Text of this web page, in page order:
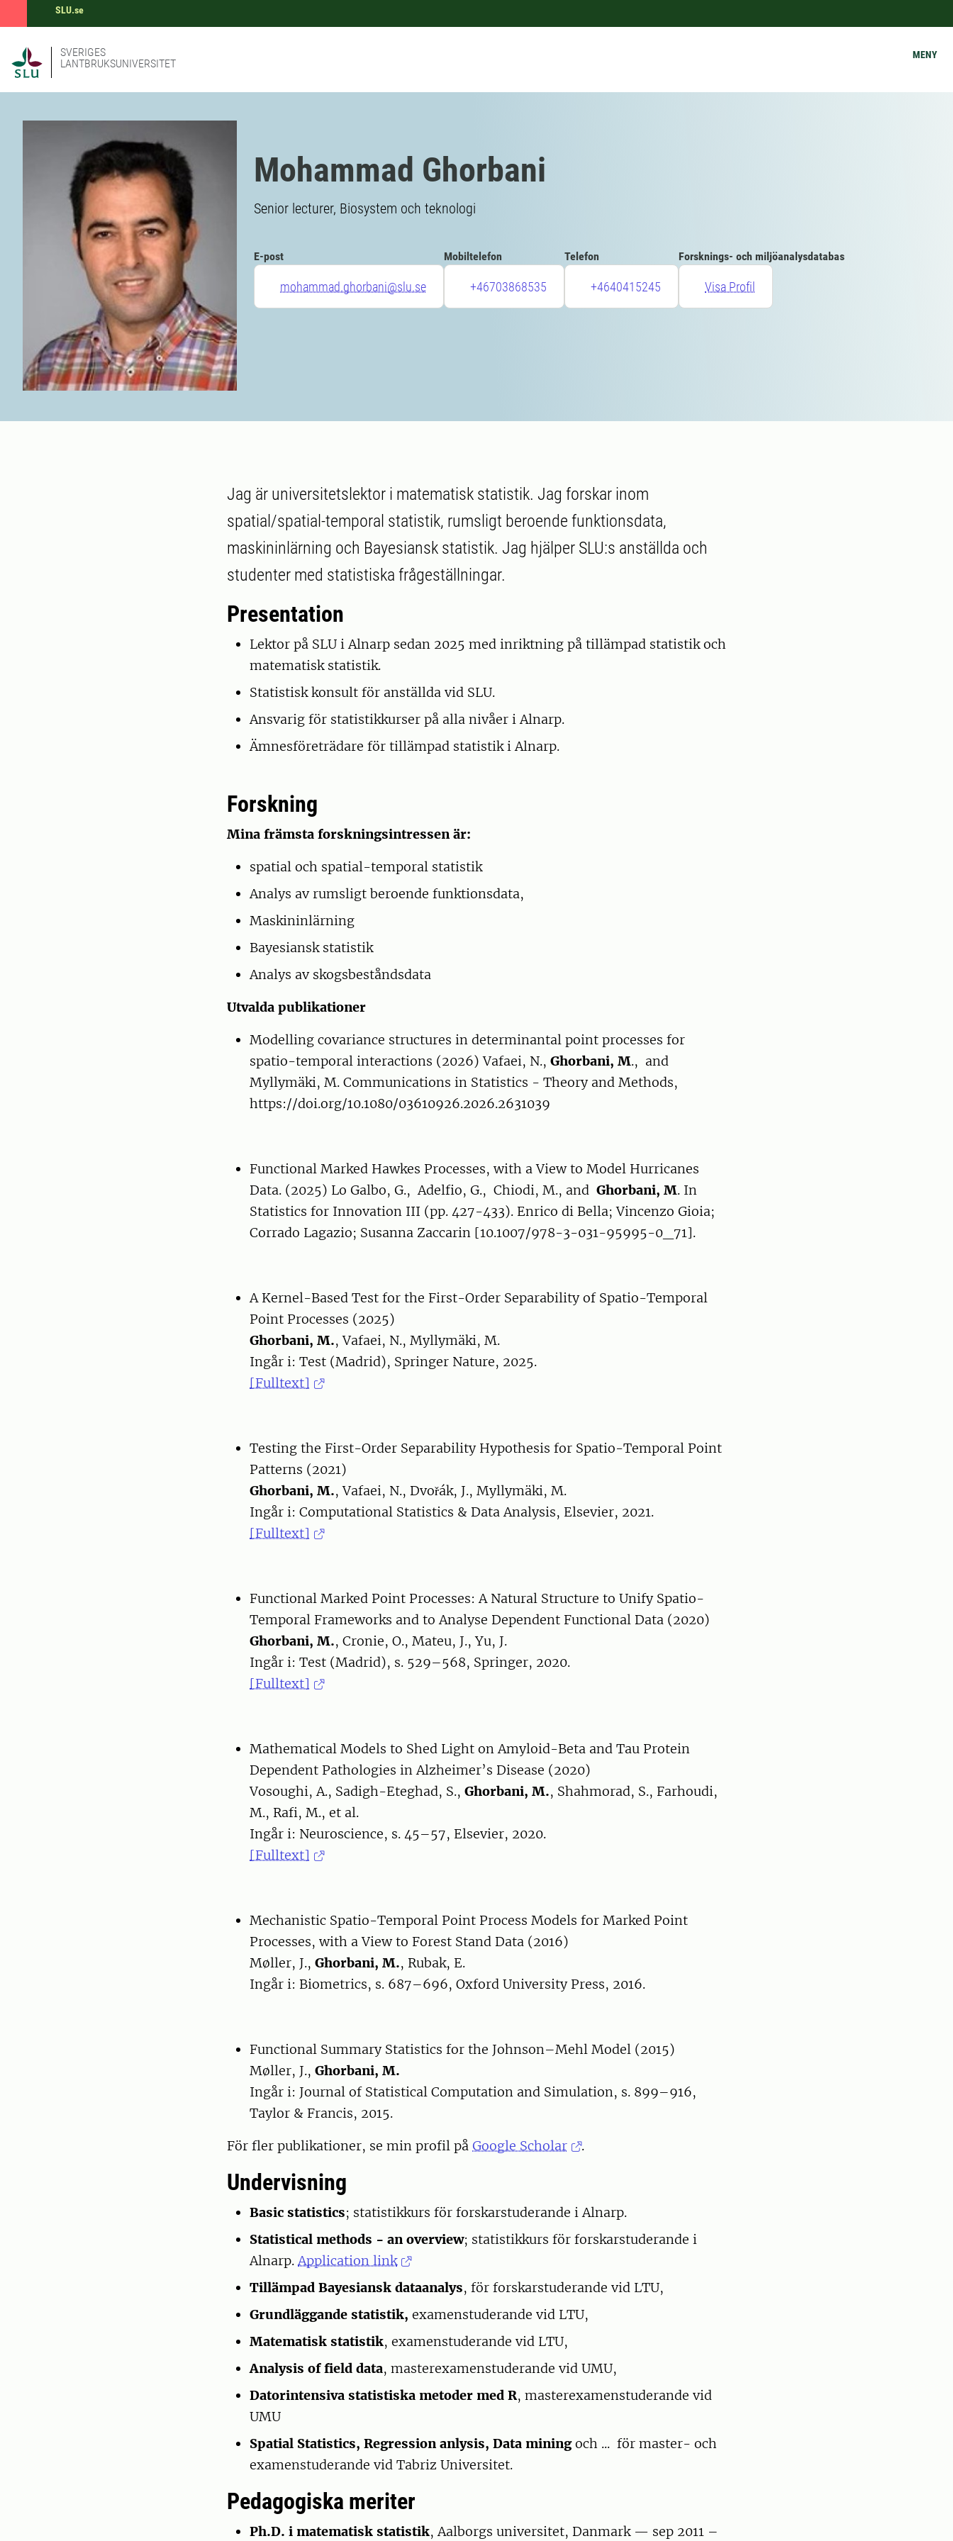
SLU.se
SVERIGES
LANTBRUKSUNIVERSITET
MENY
Mohammad Ghorbani
Senior lecturer, Biosystem och teknologi
E-post
mohammad.ghorbani@slu.se
Mobiltelefon
+46703868535
Telefon
+4640415245
Forsknings- och miljöanalysdatabas
Visa Profil
Jag är universitetslektor i matematisk statistik. Jag forskar inom
spatial/spatial-temporal statistik, rumsligt beroende funktionsdata,
maskininlärning och Bayesiansk statistik. Jag hjälper SLU:s anställda och
studenter med statistiska frågeställningar.
Presentation
Lektor på SLU i Alnarp sedan 2025 med inriktning på tillämpad statistik och
matematisk statistik.
Statistisk konsult för anställda vid SLU.
Ansvarig för statistikkurser på alla nivåer i Alnarp.
Ämnesföreträdare för tillämpad statistik i Alnarp.
Forskning
Mina främsta forskningsintressen är:
spatial och spatial-temporal statistik
Analys av rumsligt beroende funktionsdata,
Maskininlärning
Bayesiansk statistik
Analys av skogsbeståndsdata
Utvalda publikationer
Modelling covariance structures in determinantal point processes for
spatio-temporal interactions (2026) Vafaei, N., Ghorbani, M., and
Myllymäki, M. Communications in Statistics - Theory and Methods,
https://doi.org/10.1080/03610926.2026.2631039
Functional Marked Hawkes Processes, with a View to Model Hurricanes
Data. (2025) Lo Galbo, G., Adelfio, G., Chiodi, M., and Ghorbani, M. In
Statistics for Innovation III (pp. 427-433). Enrico di Bella; Vincenzo Gioia;
Corrado Lagazio; Susanna Zaccarin [10.1007/978-3-031-95995-0_71].
A Kernel-Based Test for the First-Order Separability of Spatio-Temporal
Point Processes (2025)
Ghorbani, M., Vafaei, N., Myllymäki, M.
Ingår i: Test (Madrid), Springer Nature, 2025.
[Fulltext]
Testing the First-Order Separability Hypothesis for Spatio-Temporal Point
Patterns (2021)
Ghorbani, M., Vafaei, N., Dvořák, J., Myllymäki, M.
Ingår i: Computational Statistics & Data Analysis, Elsevier, 2021.
[Fulltext]
Functional Marked Point Processes: A Natural Structure to Unify Spatio-
Temporal Frameworks and to Analyse Dependent Functional Data (2020)
Ghorbani, M., Cronie, O., Mateu, J., Yu, J.
Ingår i: Test (Madrid), s. 529–568, Springer, 2020.
[Fulltext]
Mathematical Models to Shed Light on Amyloid-Beta and Tau Protein
Dependent Pathologies in Alzheimer’s Disease (2020)
Vosoughi, A., Sadigh-Eteghad, S., Ghorbani, M., Shahmorad, S., Farhoudi,
M., Rafi, M., et al.
Ingår i: Neuroscience, s. 45–57, Elsevier, 2020.
[Fulltext]
Mechanistic Spatio-Temporal Point Process Models for Marked Point
Processes, with a View to Forest Stand Data (2016)
Møller, J., Ghorbani, M., Rubak, E.
Ingår i: Biometrics, s. 687–696, Oxford University Press, 2016.
Functional Summary Statistics for the Johnson–Mehl Model (2015)
Møller, J., Ghorbani, M.
Ingår i: Journal of Statistical Computation and Simulation, s. 899–916,
Taylor & Francis, 2015.
För fler publikationer, se min profil på Google Scholar .
Undervisning
Basic statistics; statistikkurs för forskarstuderande i Alnarp.
Statistical methods - an overview; statistikkurs för forskarstuderande i
Alnarp.Application link
Tillämpad Bayesiansk dataanalys, för forskarstuderande vid LTU,
Grundläggande statistik, examenstuderande vid LTU,
Matematisk statistik, examenstuderande vid LTU,
Analysis of field data, masterexamenstuderande vid UMU,
Datorintensiva statistiska metoder med R, masterexamenstuderande vid
UMU
Spatial Statistics, Regression anlysis, Data miningoch ... för master- och
examenstuderande vid Tabriz Universitet.
Pedagogiska meriter
Ph.D. i matematisk statistik, Aalborgs universitet, Danmark — sep 2011 –